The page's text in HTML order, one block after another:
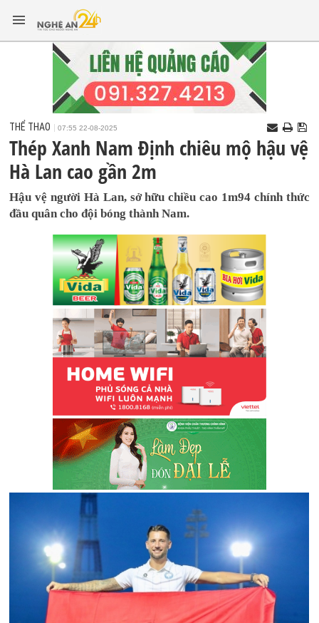
THỂ THAO 07:55 22-08-2025
Thép Xanh Nam Định chiêu mộ hậu vệ
Hà Lan cao gần 2m
Hậu vệ người Hà Lan, sở hữu chiều cao 1m94 chính thức
đầu quân cho đội bóng thành Nam.